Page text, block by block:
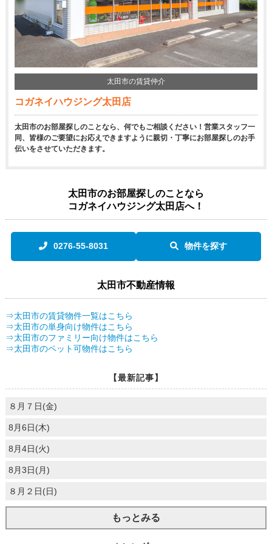
太田市の賃貸仲介
コガネイハウジング太田店
太田市のお部屋探しのことなら、何でもご相談ください！営業スタッフ一
同、皆様のご要望にお応えできますように親切・丁寧にお部屋探しのお手
伝いをさせていただきます。
太田市のお部屋探しのことなら
コガネイハウジング太田店へ！
0276-55-8031 物件を探す
太田市不動産情報
⇒太田市の賃貸物件一覧はこちら
⇒太田市の単身向け物件はこちら
⇒太田市のファミリー向け物件はこちら
⇒太田市のペット可物件はこちら
【最新記事】
８月７日(金)
8月6日(木)
8月4日(火)
8月3日(月)
８月２日(日)
もっとみる